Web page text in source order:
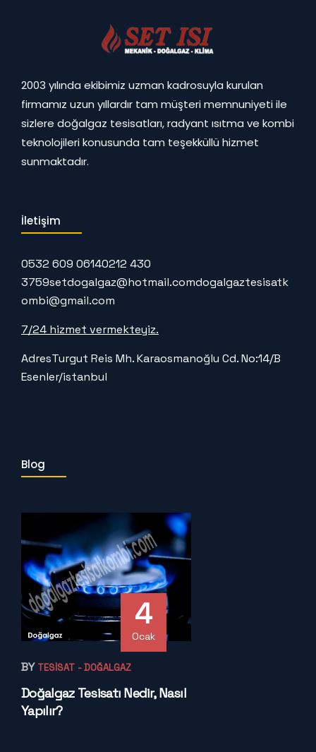
2003 yılında ekibimiz uzman kadrosuyla kurulan
firmamız uzun yıllardır tam müşteri memnuniyeti ile
sizlere doğalgaz tesisatları, radyant ısıtma ve kombi
teknolojileri konusunda tam teşekküllü hizmet
sunmaktadır.
İletişim
0532 609 06140212 430
3759setdogalgaz@hotmail.comdogalgaztesisatk
ombi@gmail.com
7/24 hizmet vermekteyiz.
AdresTurgut Reis Mh. Karaosmanoğlu Cd. No:14/B
Esenler/istanbul
Blog
4
Ocak
BY TESISAT - DOĞALGAZ
Doğalgaz Tesisatı Nedir, Nasıl
Yapılır?